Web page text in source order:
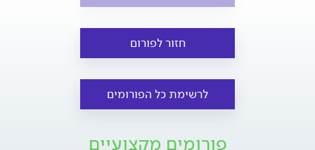
חזור לפורום
לרשימת כל הפורומים
פורומים מקצועיים